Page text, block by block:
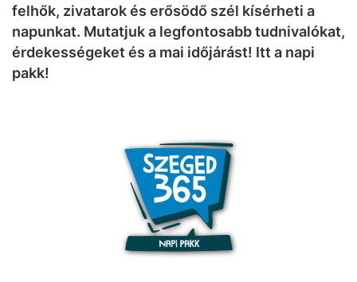
felhők, zivatarok és erősödő szél kísérheti a
napunkat. Mutatjuk a legfontosabb tudnivalókat,
érdekességeket és a mai időjárást! Itt a napi
pakk!